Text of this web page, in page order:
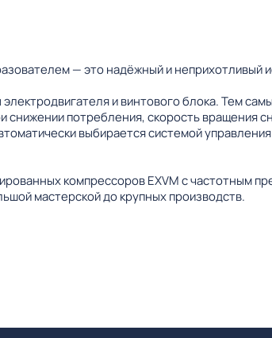
— это надёжный и неприхотливый
и винтового блока. Тем
потребления, скорость вращения
выбирается системой
компрессоров EXVM с частотным
мастерской до крупных производств.